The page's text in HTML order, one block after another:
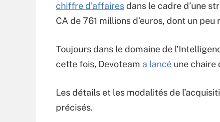
chiffre d’affairesdans le cadre d’une
CA de 761 millions d’euros, dont un
Toujours dans le domaine de
cette fois, Devoteam a lancé une chaire
Les détails et les modalités de
précisés.